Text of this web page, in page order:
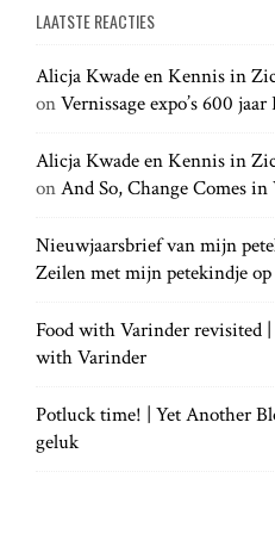
r
h
f
r
:
LAATSTE REACTIES
Alicja Kwade en Kennis in
onVernissage expo’s 600
Alicja Kwade en Kennis in
onAnd So, Change Comes in
Nieuwjaarsbrief van mijn
Zeilen met mijn petekindje
Food with Varinder revisited
with Varinder
Potluck time! | Yet Another
geluk